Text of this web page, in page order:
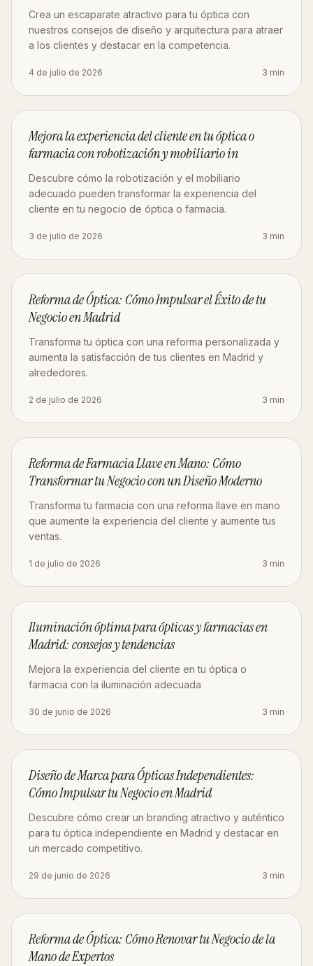
Crea un escaparate atractivo para tu óptica con
nuestros consejos de diseño y arquitectura para atraer
a los clientes y destacar en la competencia.
4 de julio de 2026 3 min
Mejora la experiencia del cliente en tu óptica o
farmacia con robotización y mobiliario in
Descubre cómo la robotización y el mobiliario
adecuado pueden transformar la experiencia del
cliente en tu negocio de óptica o farmacia.
3 de julio de 2026 3 min
Reforma de Óptica: Cómo Impulsar el Éxito de tu
Negocio en Madrid
Transforma tu óptica con una reforma personalizada y
aumenta la satisfacción de tus clientes en Madrid y
alrededores.
2 de julio de 2026 3 min
Reforma de Farmacia Llave en Mano: Cómo
Transformar tu Negocio con un Diseño Moderno
Transforma tu farmacia con una reforma llave en mano
que aumente la experiencia del cliente y aumente tus
ventas.
1 de julio de 2026 3 min
Iluminación óptima para ópticas y farmacias en
Madrid: consejos y tendencias
Mejora la experiencia del cliente en tu óptica o
farmacia con la iluminación adecuada
30 de junio de 2026 3 min
Diseño de Marca para Ópticas Independientes:
Cómo Impulsar tu Negocio en Madrid
Descubre cómo crear un branding atractivo y auténtico
para tu óptica independiente en Madrid y destacar en
un mercado competitivo.
29 de junio de 2026 3 min
Reforma de Óptica: Cómo Renovar tu Negocio de la
Mano de Expertos